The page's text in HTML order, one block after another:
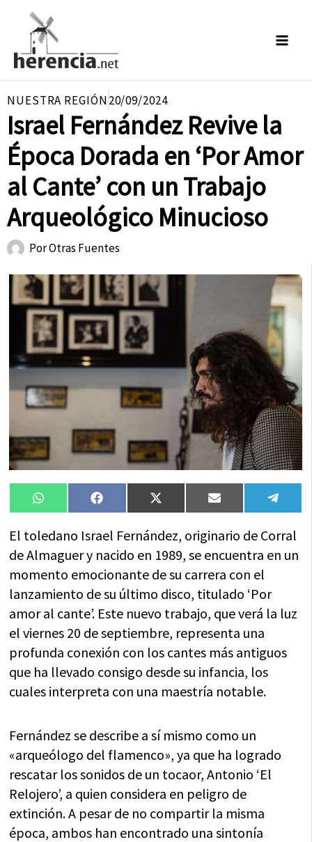
contenido
NUESTRA REGIÓN20/09/2024
Israel Fernández Revive la
Época Dorada en ‘Por Amor
al Cante’ con un Trabajo
Arqueológico Minucioso
PorOtras Fuentes
Compartir
en
WhatsAppCompartir
en
FacebookCompartir
en
X
(Twitter)
Compartir
en
Email
en
El toledano Israel Fernández, originario de Corral
de Almaguer y nacido en 1989, se encuentra en un
momento emocionante de su carrera con el
lanzamiento de su último disco, titulado ‘Por
amor al cante’. Este nuevo trabajo, que verá la luz
el viernes 20 de septiembre, representa una
profunda conexión con los cantes más antiguos
que ha llevado consigo desde su infancia, los
cuales interpreta con una maestría notable.
Fernández se describe a sí mismo como un
«arqueólogo del flamenco», ya que ha logrado
rescatar los sonidos de un tocaor, Antonio ‘El
Relojero’, a quien considera en peligro de
extinción. A pesar de no compartir la misma
época, ambos han encontrado una sintonía